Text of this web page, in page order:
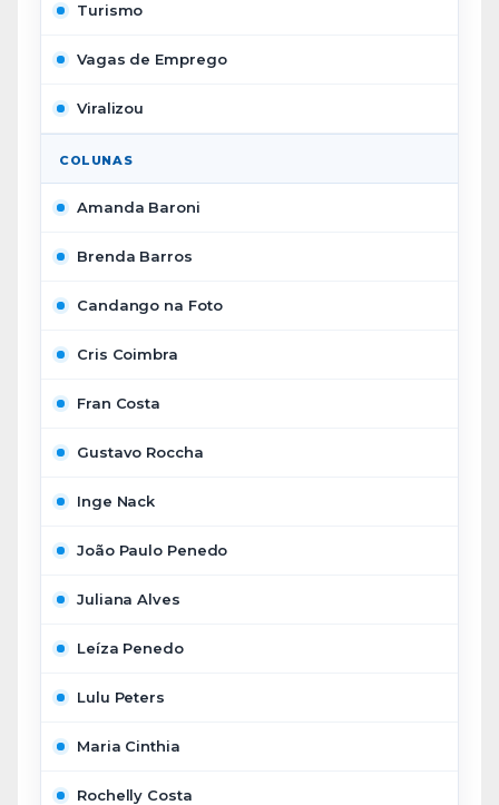
Turismo
Vagas de Emprego
Viralizou
COLUNAS
Amanda Baroni
Brenda Barros
Candango na Foto
Cris Coimbra
Fran Costa
Gustavo Roccha
Inge Nack
João Paulo Penedo
Juliana Alves
Leíza Penedo
Lulu Peters
Maria Cinthia
Rochelly Costa